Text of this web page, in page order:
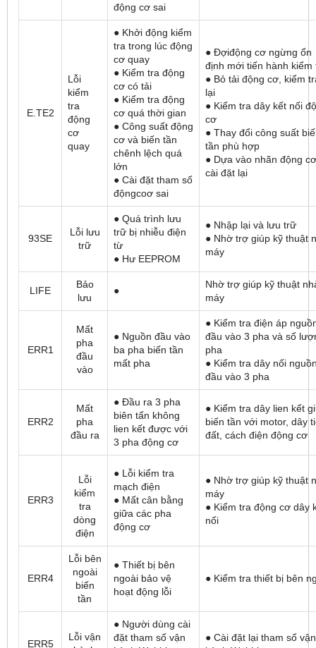
động cơ sai
E.TE2
Lỗi
kiểm
tra
động
cơ
quay
● Khởi động kiểm
tra trong lúc động
cơ quay
● Kiểm tra động
cơ có tải
● Kiểm tra động
cơ quá thời gian
● Công suất động
cơ và biến tần
chênh lệch quá
lớn
● Cài đặt tham số
độngcoơ sai
● Đợiđộng cơ ngừng ổn
định mới tiến hành kiểm
● Bỏ tải động cơ, kiểm
lại
● Kiểm tra dây kết nối
cơ
● Thay đổi công suất
tần phù hợp
● Dựa vào nhãn động cơ
cài đặt lại
93SE
Lỗi lưu
trữ
● Quá trình lưu
trữ bị nhiễu điện
từ
● Hư EEPROM
● Nhập lại và lưu trữ
● Nhờ trợ giúp kỹ thuật
máy
LIFE
Bảo
lưu
●
Nhờ trợ giúp kỹ thuật
máy
ERR1
Mất
pha
đầu
vào
● Nguồn đầu vào
ba pha biến tần
mất pha
● Kiểm tra điện áp
đầu vào 3 pha và số
pha
● Kiểm tra dây nối
đầu vào 3 pha
ERR2
Mất
pha
đầu ra
● Đầu ra 3 pha
biên tấn không
lien kết được với
3 pha động cơ
● Kiểm tra dây lien kết
biến tần với motor, dây
đất, cách điện động cơ
ERR3
Lỗi
kiểm
tra
dòng
điện
● Lỗi kiểm tra
mạch điện
● Mất cân bằng
giữa các pha
động cơ
● Nhờ trợ giúp kỹ thuật
máy
● Kiểm tra động cơ dây
nối
ERR4
Lỗi bên
ngoài
biến
tần
● Thiết bị bên
ngoài bảo vệ
hoạt động lỗi
● Kiểm tra thiết bị bên
ERR5
Lỗi vận
● Người dùng cài
đặt tham số vận
● Cài đặt lại tham số vận